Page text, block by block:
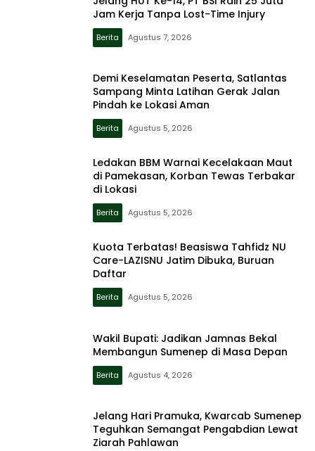
Jam Kerja Tanpa Lost-Time Injury
Berita Agustus 7, 2026
Demi Keselamatan Peserta, Satlantas
Sampang Minta Latihan Gerak Jalan
Pindah ke Lokasi Aman
Berita Agustus 5, 2026
Ledakan BBM Warnai Kecelakaan Maut
di Pamekasan, Korban Tewas Terbakar
di Lokasi
Berita Agustus 5, 2026
Kuota Terbatas! Beasiswa Tahfidz NU
Care-LAZISNU Jatim Dibuka, Buruan
Daftar
Berita Agustus 5, 2026
Wakil Bupati: Jadikan Jamnas Bekal
Membangun Sumenep di Masa Depan
Berita Agustus 4, 2026
Jelang Hari Pramuka, Kwarcab Sumenep
Teguhkan Semangat Pengabdian Lewat
Ziarah Pahlawan